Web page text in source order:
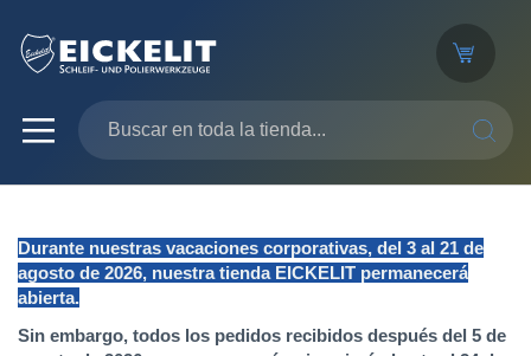
Durante nuestras vacaciones corporativas, del 3 al 21 de
agosto de 2026, nuestra tienda EICKELIT permanecerá
abierta.
Sin embargo, todos los pedidos recibidos después del 5 de